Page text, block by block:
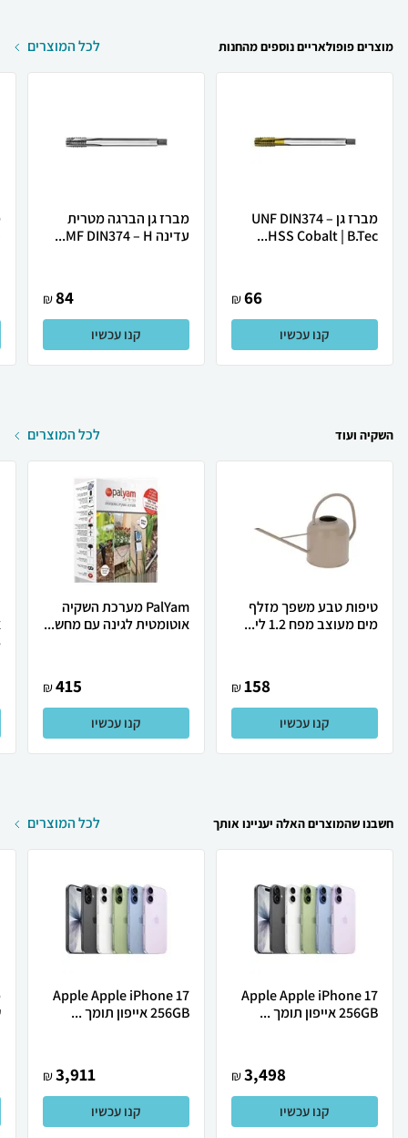
מוצרים פופולאריים נוספים מהחנות לכל המוצרים
מברז גן UNF DIN374 –
HSS Cobalt | B.Tec...
66
₪
קנו עכשיו
מברז גן הברגה מטרית
עדינה MF DIN374 – H...
84
₪
קנו עכשיו
השקיה ועוד לכל המוצרים
טיפות טבע משפך מזלף
מים מעוצב מפח 1.2 לי...
158
₪
קנו עכשיו
PalYam מערכת השקיה
אוטומטית לגינה עם מחש...
415
₪
קנו עכשיו
חשבנו שהמוצרים האלה יעניינו אותך לכל המוצרים
Apple Apple iPhone 17
256GB אייפון תומך ...
3,498
₪
קנו עכשיו
Apple Apple iPhone 17
256GB אייפון תומך ...
3,911
₪
קנו עכשיו